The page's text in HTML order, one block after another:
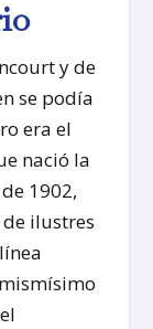
y de
se podía
era el
nació la
1902,
ilustres